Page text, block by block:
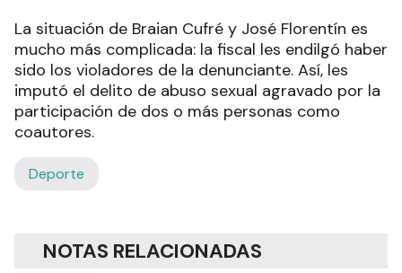
La situación de Braian Cufré y José Florentín es
mucho más complicada: la fiscal les endilgó haber
sido los violadores de la denunciante. Así, les
imputó el delito de abuso sexual agravado por la
participación de dos o más personas como
coautores.
Deporte
NOTAS RELACIONADAS